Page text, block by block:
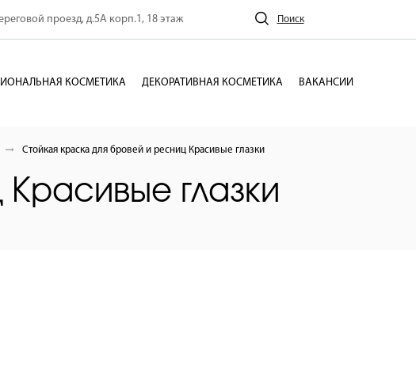
проезд, д.5А корп.1, 18 этаж Поиск
КОСМЕТИКА ДЕКОРАТИВНАЯ КОСМЕТИКА ВАКАНСИИ
Стойкая краска для бровей и ресниц Красивые глазки
глазки